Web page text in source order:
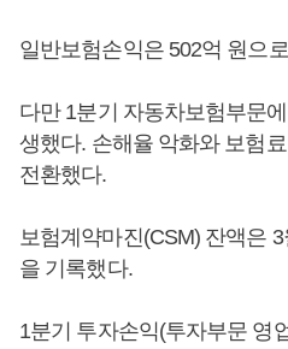
일반보험손익은 502억 원으
다만 1분기 자동차보험부문
생했다. 손해율 악화와 보험
전환했다.
보험계약마진(CSM) 잔액은
을 기록했다.
1분기 투자손익(투자부문 영